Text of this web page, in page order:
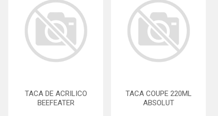
TACA DE ACRILICO
BEEFEATER
TACA COUPE 220ML
ABSOLUT